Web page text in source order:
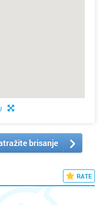
brisanje
RATE